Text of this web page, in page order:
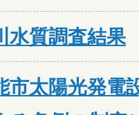
水質調査結果
市太陽光発電